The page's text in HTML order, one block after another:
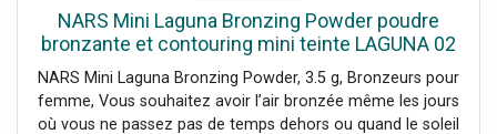
NARS Mini Laguna Bronzing Powder poudre
bronzante et contouring mini teinte LAGUNA 02
3.5 g
NARS Mini Laguna Bronzing Powder, 3.5 g, Bronzeurs pour
femme, Vous souhaitez avoir l’air bronzée même les jours
où vous ne passez pas de temps dehors ou quand le soleil